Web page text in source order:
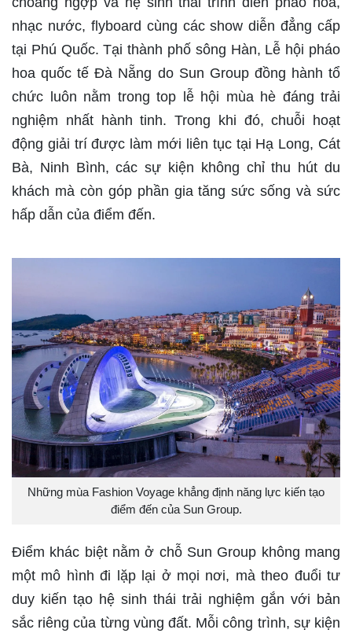
nhạc nước, flyboard cùng các show diễn đẳng cấp
tại Phú Quốc. Tại thành phố sông Hàn, Lễ hội pháo
hoa quốc tế Đà Nẵng do Sun Group đồng hành tổ
chức luôn nằm trong top lễ hội mùa hè đáng trải
nghiệm nhất hành tinh. Trong khi đó, chuỗi hoạt
động giải trí được làm mới liên tục tại Hạ Long, Cát
Bà, Ninh Bình, các sự kiện không chỉ thu hút du
khách mà còn góp phần gia tăng sức sống và sức
hấp dẫn của điểm đến.
Những mùa Fashion Voyage khẳng định năng lực kiến tạo
điểm đến của Sun Group.
Điểm khác biệt nằm ở chỗ Sun Group không mang
một mô hình đi lặp lại ở mọi nơi, mà theo đuổi tư
duy kiến tạo hệ sinh thái trải nghiệm gắn với bản
sắc riêng của từng vùng đất. Mỗi công trình, sự kiện